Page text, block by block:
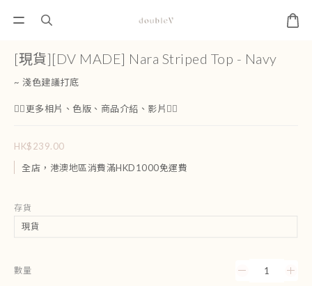
[現貨][DV MADE] Nara Striped Top - Navy
~ 淺色建議打底
👇🏻更多相片、色版、商品介紹、影片👇🏻
HK$239.00
全店，港澳地區消費滿HKD1000免運費
存貨
數量